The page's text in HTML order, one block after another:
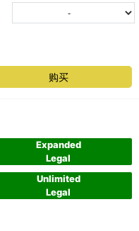
购买
Expanded
Legal
Unlimited
Legal